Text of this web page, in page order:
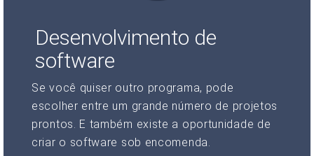
Desenvolvimento de
software
Se você quiser outro programa, pode
escolher entre um grande número de projetos
prontos. E também existe a oportunidade de
criar o software sob encomenda.